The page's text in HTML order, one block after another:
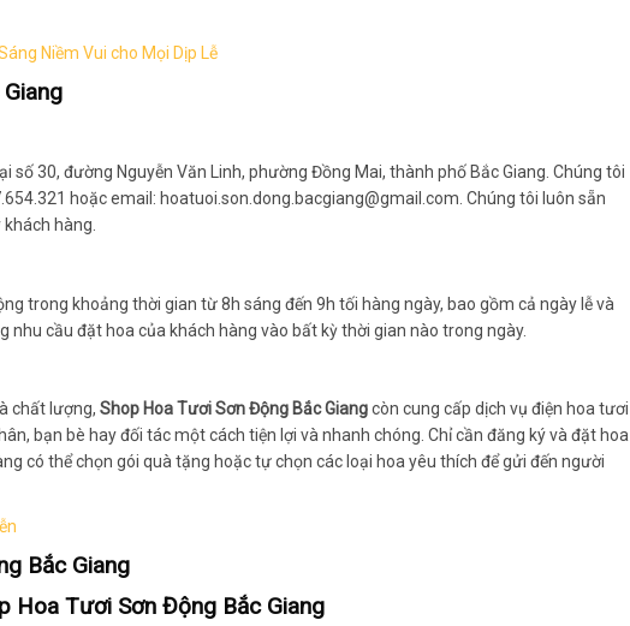
Niềm Vui cho Mọi Dịp Lễ
số 30, đường Nguyễn Văn Linh, phường Đồng Mai, thành phố Bắc Giang. Chúng tôi
hoặc email: hoatuoi.son.dong.bacgiang@gmail.com. Chúng tôi luôn sẵn
hàng.
trong khoảng thời gian từ 8h sáng đến 9h tối hàng ngày, bao gồm cả ngày lễ và
nhu cầu đặt hoa của khách hàng vào bất kỳ thời gian nào trong ngày.
chất lượng, Shop Hoa Tươi Sơn Động Bắc Giangcòn cung cấp dịch vụ điện hoa tươi
bạn bè hay đối tác một cách tiện lợi và nhanh chóng. Chỉ cần đăng ký và đặt hoa
có thể chọn gói quà tặng hoặc tự chọn các loại hoa yêu thích để gửi đến người
Bắc Giang
Hoa Tươi Sơn Động Bắc Giang